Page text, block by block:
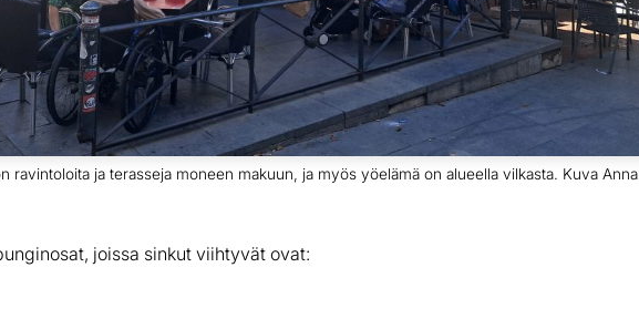
ravintoloita ja terasseja moneen makuun, ja myös yöelämä on alueella vilkasta. Kuva Anna
joissa sinkut viihtyvät ovat: